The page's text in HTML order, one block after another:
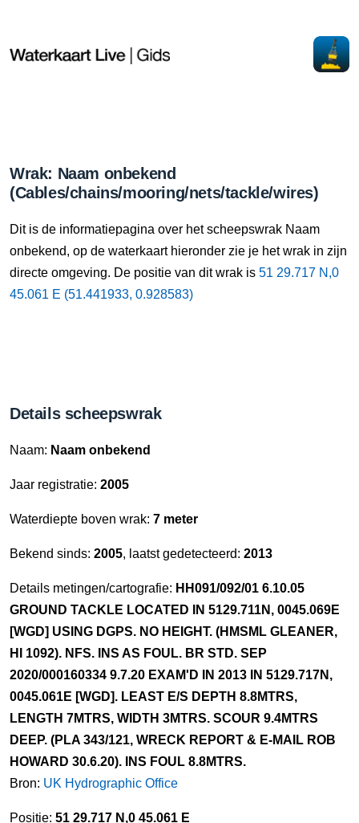
Wrak: Naam onbekend
(Cables/chains/mooring/nets/tackle/wires)
Dit is de informatiepagina over het scheepswrak Naam
onbekend, op de waterkaart hieronder zie je het wrak in zijn
directe omgeving. De positie van dit wrak is 51 29.717 N,0
45.061 E (51.441933, 0.928583)
Details scheepswrak
Naam: Naam onbekend
Jaar registratie: 2005
Waterdiepte boven wrak: 7 meter
Bekend sinds: 2005, laatst gedetecteerd: 2013
Details metingen/cartografie: HH091/092/01 6.10.05
GROUND TACKLE LOCATED IN 5129.711N, 0045.069E
[WGD] USING DGPS. NO HEIGHT. (HMSML GLEANER,
HI 1092). NFS. INS AS FOUL. BR STD. SEP
2020/000160334 9.7.20 EXAM'D IN 2013 IN 5129.717N,
0045.061E [WGD]. LEAST E/S DEPTH 8.8MTRS,
LENGTH 7MTRS, WIDTH 3MTRS. SCOUR 9.4MTRS
DEEP. (PLA 343/121, WRECK REPORT & E-MAIL ROB
HOWARD 30.6.20). INS FOUL 8.8MTRS.
Bron: UK Hydrographic Office
Positie: 51 29.717 N,0 45.061 E